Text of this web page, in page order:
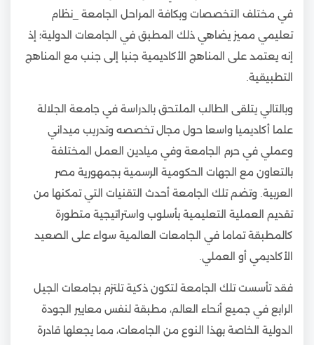
في مختلف التخصصات وبكافة المراحل الجامعة _نظام
تعليمي مميز يضاهي ذلك المطبق في الجامعات الدولية؛ إذ
إنه يعتمد على المناهج الأكاديمية جنبا إلى جنب مع المناهج
التطبيقية.
وبالتالي يتلقى الطالب الملتحق بالدراسة في جامعة الجلالة
علما أكاديميا واسعا حول مجال تخصصه وتدريب ميداني
وعملي في حرم الجامعة وفي ميادين العمل المختلفة
بالتعاون مع الجهات الحكومية الرسمية بجمهورية مصر
العربية. وتضم تلك الجامعة أحدث التقنيات التي تمكنها من
تقديم العملية التعليمية بأسلوب واستراتيجية متطورة
كالمطبقة تماما في الجامعات العالمية سواء على الصعيد
الأكاديمي أو العملي.
فقد تأسست تلك الجامعة لتكون ذكية تلتزم بجامعات الجيل
الرابع في جميع أنحاء العالم، مطبقة لنفس معايير الجودة
الدولية الخاصة بهذا النوع من الجامعات، مما يجعلها قادرة